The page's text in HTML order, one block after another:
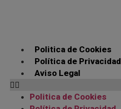
Politica de Cookies
Política de Privacidad
Aviso Legal
Politica de Cookies